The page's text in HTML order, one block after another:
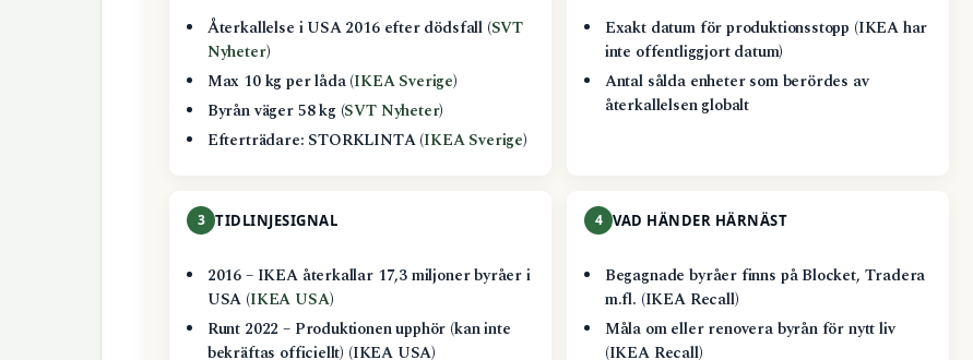
Återkallelse i USA 2016 efter dödsfall (SVT
Nyheter)
Max 10 kg per låda (IKEA Sverige)
Byrån väger 58 kg (SVT Nyheter)
Efterträdare: STORKLINTA (IKEA Sverige)
Exakt datum för produktionsstopp (IKEA har
inte offentliggjort datum)
Antal sålda enheter som berördes av
återkallelsen globalt
3 TIDLINJESIGNAL
2016 – IKEA återkallar 17,3 miljoner byråer i
USA (IKEA USA)
Runt 2022 – Produktionen upphör (kan inte
bekräftas officiellt) (IKEA USA)
4 VAD HÄNDER HÄRNÄST
Begagnade byråer finns på Blocket, Tradera
m.fl. (IKEA Recall)
Måla om eller renovera byrån för nytt liv
(IKEA Recall)